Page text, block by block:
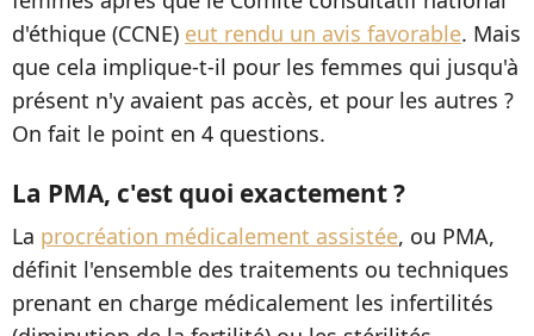
d'éthique (CCNE) eut rendu un avis favorable. Mais
que cela implique-t-il pour les femmes qui jusqu'à
présent n'y avaient pas accès, et pour les autres ?
On fait le point en 4 questions.
La PMA, c'est quoi exactement ?
La procréation médicalement assistée, ou PMA,
définit l'ensemble des traitements ou techniques
prenant en charge médicalement les infertilités